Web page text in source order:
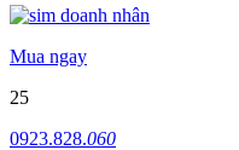
Mua ngay
25
0923.828.060